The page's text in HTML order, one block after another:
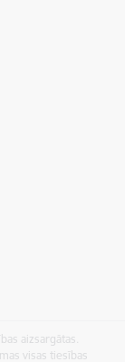
aizsargātas.
visas tiesības